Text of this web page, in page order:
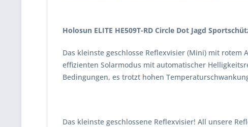
Holosun ELITE HE509T-RD Circle Dot Jagd
Das kleinste geschlosse Reflexvisier (Mini) mit rotem
effizienten Solarmodus mit automatischer
Bedingungen, es trotzt hohen
Das kleinste geschlossene Reflexvisier! All unsere